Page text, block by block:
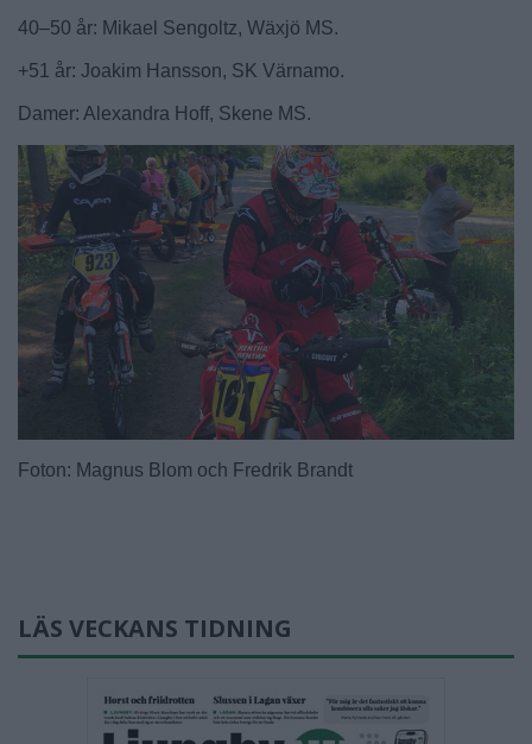
40–50 år: Mikael Sengoltz, Wäxjö MS.
+51 år: Joakim Hansson, SK Värnamo.
Damer: Alexandra Hoff, Skene MS.
Foton: Magnus Blom och Fredrik Brandt
LÄS VECKANS TIDNING